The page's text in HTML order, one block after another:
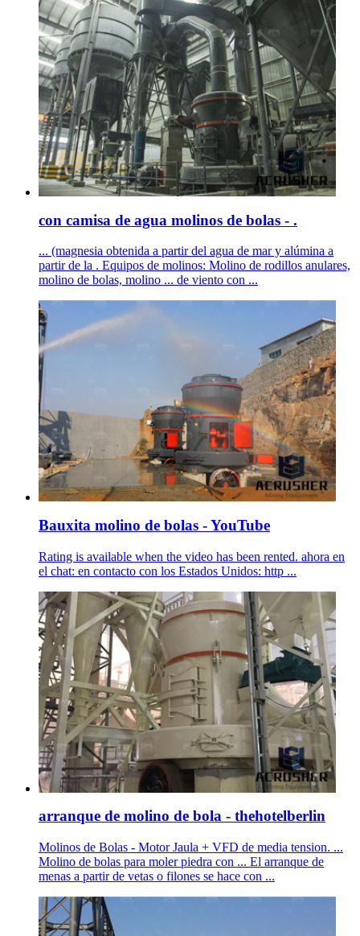
con camisa de agua molinos de bolas - .
... (magnesia obtenida a partir del agua de mar y alúmina a
partir de la . Equipos de molinos: Molino de rodillos anulares,
molino de bolas, molino ... de viento con ...
Bauxita molino de bolas - YouTube
Rating is available when the video has been rented. ahora en
el chat: en contacto con los Estados Unidos: http ...
arranque de molino de bola - thehotelberlin
Molinos de Bolas - Motor Jaula + VFD de media tension. ...
Molino de bolas para moler piedra con ... El arranque de
menas a partir de vetas o filones se hace con ...